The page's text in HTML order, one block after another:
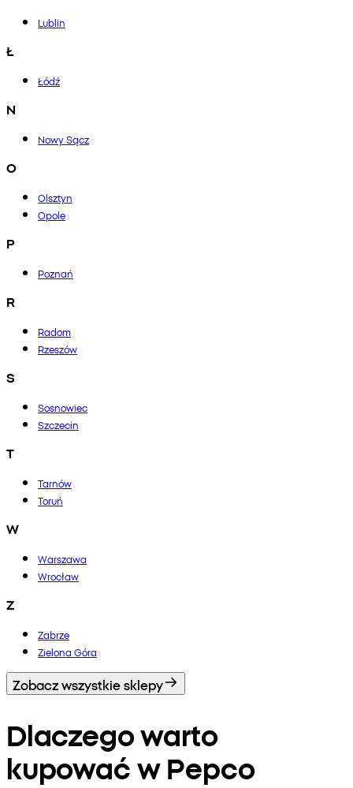
Lublin
Ł
Łódź
N
Nowy Sącz
O
Olsztyn
Opole
P
Poznań
R
Radom
Rzeszów
S
Sosnowiec
Szczecin
T
Tarnów
Toruń
W
Warszawa
Wrocław
Z
Zabrze
Zielona Góra
Zobacz wszystkie sklepy
Dlaczego warto
kupować w Pepco